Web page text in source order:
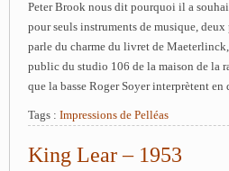
Peter Brook nous dit pourquoi il a
pour seuls instruments de musique,
parle du charme du livret de
public du studio 106 de la maison de la
que la basse Roger Soyer interprètent en
Tags : Impressions de Pelléas
King Lear – 1953